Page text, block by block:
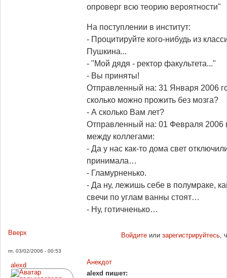
опроверг всю теорию вероятности"
На поступлении в институт:
- Процитируйте кого-нибудь из
Пушкина...
- "Мой дядя - ректор факультета..."
- Вы приняты!
Отправленный на: 31 Января 2006
сколько можно прожить без мозга?
- А сколько Вам лет?
Отправленный на: 01 Февраля 2006
между коллегами:
- Да у нас как-то дома свет
принимала…
- Гламурненько.
- Да ну, лежишь себе в полумраке,
свечи по углам ванны стоят…
- Ну, готичненько…
Вверх Войдитеили зарегистрируйтесь,
пт, 03/02/2006 - 00:53
alexd
Анекдот
alexd пишет: